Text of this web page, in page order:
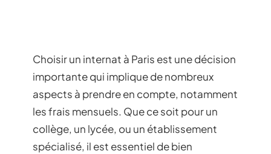
Choisir un internat à Paris est une décision
importante qui implique de nombreux
aspects à prendre en compte, notamment
les frais mensuels. Que ce soit pour un
collège, un lycée, ou un établissement
spécialisé, il est essentiel de bien